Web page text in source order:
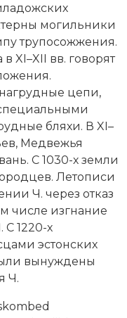
культуры
методология
могильники
трупосожжения.
XI–XII вв. говорят
цепи,
бляхи. В XI–
Медвежья
С 1030-х земли
Летописи
Ч. через отказ
числе изгнание
С 1220-х
эстонских
вынуждены
Ч.